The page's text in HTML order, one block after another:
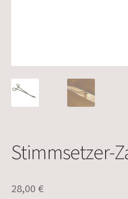
Stimmsetzer-
28,00 €